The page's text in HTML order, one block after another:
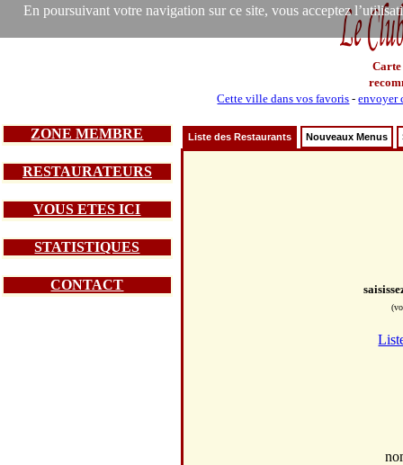
En poursuivant votre navigation sur ce site, vous acceptez
Carte
Cette ville dans vos favoris -envoyer
ZONE MEMBRE
RESTAURATEURS
VOUS ETES ICI
STATISTIQUES
CONTACT
Liste des Restaurants Nouveaux Menus